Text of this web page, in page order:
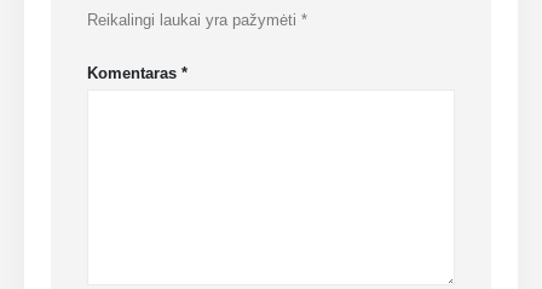
Reikalingi laukai yra pažymėti*
Komentaras*